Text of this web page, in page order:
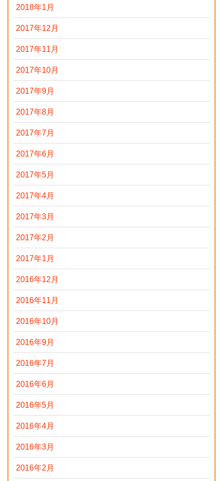
2018年1月
2017年12月
2017年11月
2017年10月
2017年9月
2017年8月
2017年7月
2017年6月
2017年5月
2017年4月
2017年3月
2017年2月
2017年1月
2016年12月
2016年11月
2016年10月
2016年9月
2016年7月
2016年6月
2016年5月
2016年4月
2016年3月
2016年2月